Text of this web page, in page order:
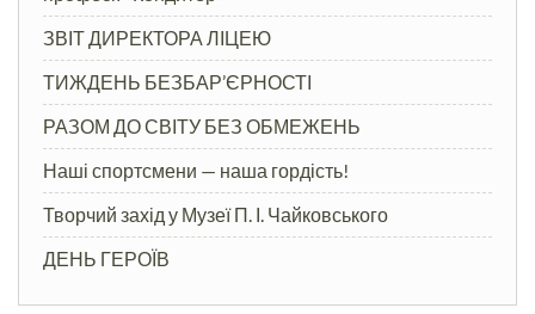
ЗВІТ ДИРЕКТОРА ЛІЦЕЮ
ТИЖДЕНЬ БЕЗБАР’ЄРНОСТІ
РАЗОМ ДО СВІТУ БЕЗ ОБМЕЖЕНЬ
Наші спортсмени — наша гордість!
Творчий захід у Музеї П. І. Чайковського
ДЕНЬ ГЕРОЇВ